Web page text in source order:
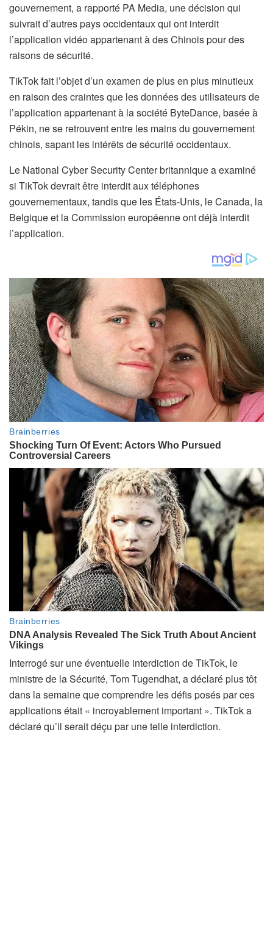
gouvernement, a rapporté PA Media, une décision qui
suivrait d’autres pays occidentaux qui ont interdit
l’application vidéo appartenant à des Chinois pour des
raisons de sécurité.
TikTok fait l’objet d’un examen de plus en plus minutieux
en raison des craintes que les données des utilisateurs de
l’application appartenant à la société ByteDance, basée à
Pékin, ne se retrouvent entre les mains du gouvernement
chinois, sapant les intérêts de sécurité occidentaux.
Le National Cyber ​​​​Security Center britannique a examiné
si TikTok devrait être interdit aux téléphones
gouvernementaux, tandis que les États-Unis, le Canada, la
Belgique et la Commission européenne ont déjà interdit
l’application.
Interrogé sur une éventuelle interdiction de TikTok, le
ministre de la Sécurité, Tom Tugendhat, a déclaré plus tôt
dans la semaine que comprendre les défis posés par ces
applications était « incroyablement important ». TikTok a
déclaré qu’il serait déçu par une telle interdiction.